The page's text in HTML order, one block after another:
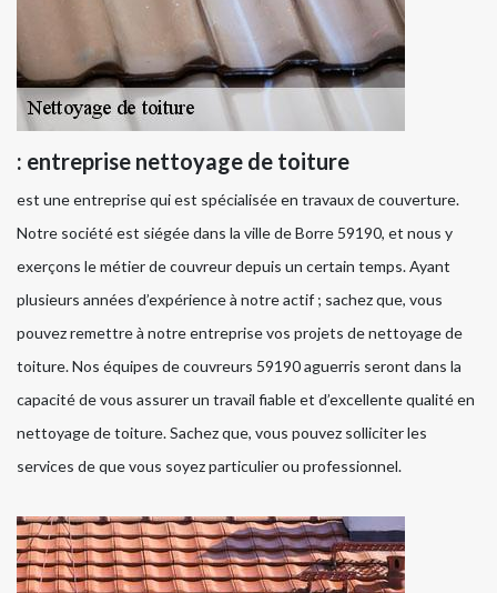
: entreprise nettoyage de toiture
est une entreprise qui est spécialisée en travaux de couverture.
Notre société est siégée dans la ville de Borre 59190, et nous y
exerçons le métier de couvreur depuis un certain temps. Ayant
plusieurs années d’expérience à notre actif ; sachez que, vous
pouvez remettre à notre entreprise vos projets de nettoyage de
toiture. Nos équipes de couvreurs 59190 aguerris seront dans la
capacité de vous assurer un travail fiable et d’excellente qualité en
nettoyage de toiture. Sachez que, vous pouvez solliciter les
services de que vous soyez particulier ou professionnel.